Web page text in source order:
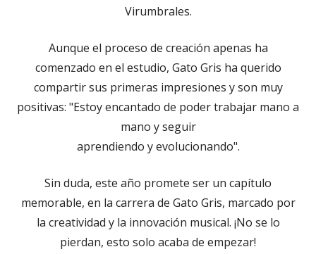
Virumbrales.
Aunque el proceso de creación apenas ha
comenzado en el estudio, Gato Gris ha querido
compartir sus primeras impresiones y son muy
positivas: "Estoy encantado de poder trabajar mano a
mano y seguir
aprendiendo y evolucionando".
Sin duda, este año promete ser un capítulo
memorable, en la carrera de Gato Gris, marcado por
la creatividad y la innovación musical. ¡No se lo
pierdan, esto solo acaba de empezar!